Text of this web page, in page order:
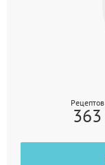
Рецептов
363